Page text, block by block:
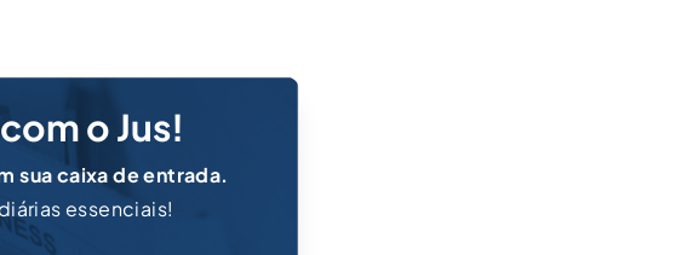
o Jus!
sua caixa de entrada.
essenciais!